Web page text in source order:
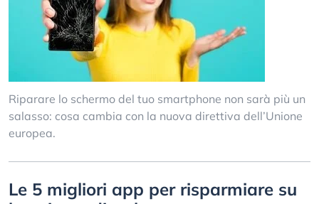
Riparare lo schermo del tuo smartphone non sarà più un
salasso: cosa cambia con la nuova direttiva dell’Unione
europea.
Le 5 migliori app per risparmiare su